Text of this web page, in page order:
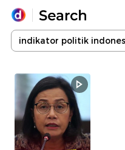
Yang sedang ramai dicari
Loading...
Promoted
Terakhir yang dicari